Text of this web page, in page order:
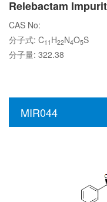
Relebactam
CAS No:
分子式: C11 H22N4O5S
分子量: 322.38
MIR044